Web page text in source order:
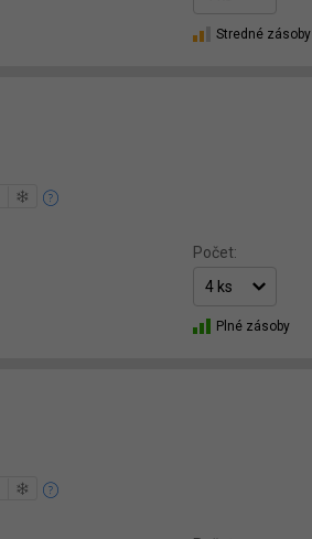
Stredné zásoby
Počet:
Plné zásoby